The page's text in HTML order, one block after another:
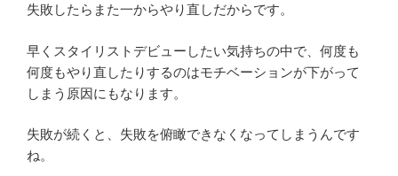
失敗したらまた一からやり直しだからです。
早くスタイリストデビューしたい気持ちの中で、何度も
何度もやり直したりするのはモチベーションが下がって
しまう原因にもなります。
失敗が続くと、失敗を俯瞰できなくなってしまうんです
ね。